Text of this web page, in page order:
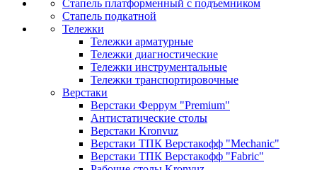
Стапель платформенный с подъемником
Стапель подкатной
Тележки
Тележки арматурные
Тележки диагностические
Тележки инструментальные
Тележки транспортировочные
Верстаки
Верстаки Феррум "Premium"
Антистатические столы
Верстаки Kronvuz
Верстаки ТПК Верстакофф "Mechanic"
Верстаки ТПК Верстакофф "Fabric"